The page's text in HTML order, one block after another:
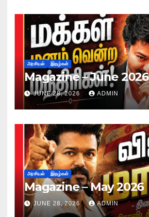
அரசியல் இதழ்கள்
Magazine – June 2026
JUNE 28, 2026 ADMIN
அரசியல் இதழ்கள்
Magazine – May 2026
JUNE 28, 2026 ADMIN